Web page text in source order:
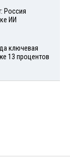
Россия
ИИ
ключевая
13 процентов